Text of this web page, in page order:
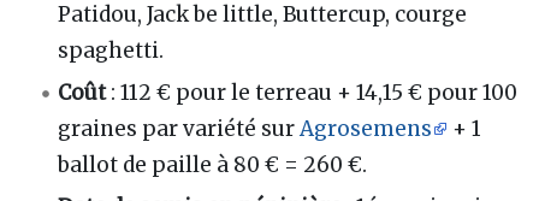
Patidou, Jack be little, Buttercup, courge
spaghetti.
Coût : 112 € pour le terreau + 14,15 € pour 100
graines par variété surAgrosemens
+ 1
ballot de paille à 80 € = 260 €.